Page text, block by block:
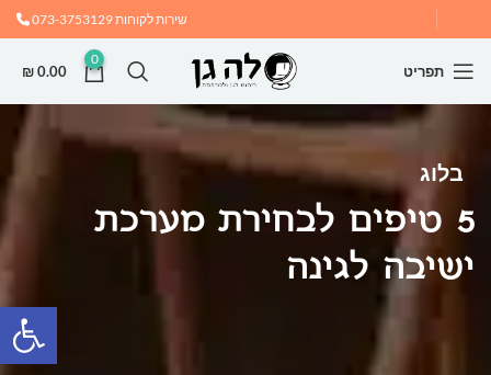
שירות לקוחות073-3753129
תפריט
0
₪0.00
בלוג
5 טיפים לבחירת מערכת
ישיבה לגינה